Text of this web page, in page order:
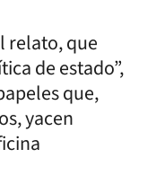
relato, que
de estado”,
que,
yacen